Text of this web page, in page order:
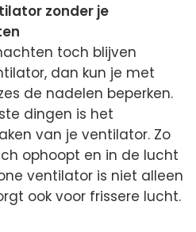
zonder je
toch blijven
dan kun je met
de nadelen beperken.
dingen is het
van je ventilator. Zo
ophoopt en in de lucht
ventilator is niet alleen
ook voor frissere lucht.